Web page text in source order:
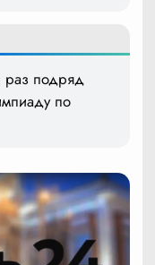
раз подряд
по